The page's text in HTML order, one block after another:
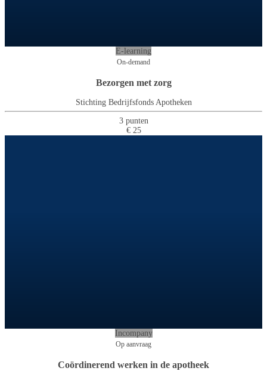
E-learning
On-demand
Bezorgen met zorg
Stichting Bedrijfsfonds Apotheken
3 punten
€ 25
Incompany
Op aanvraag
Coördinerend werken in de apotheek